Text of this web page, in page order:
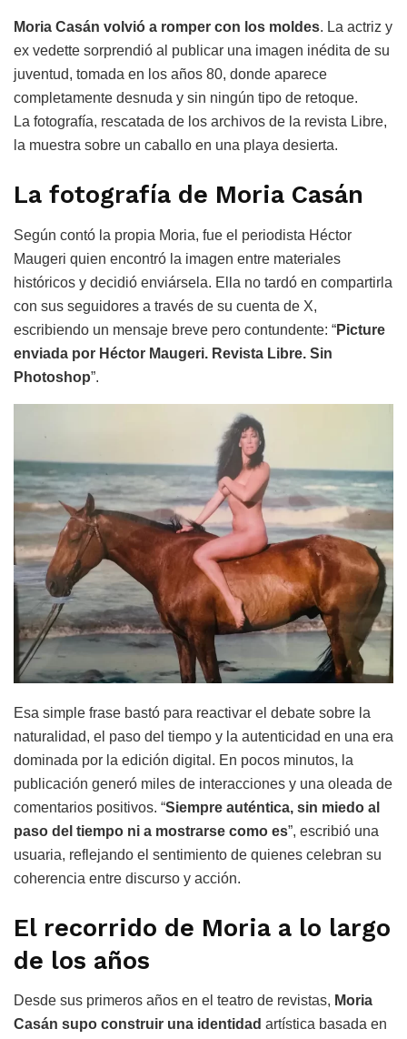
Moria Casán volvió a romper con los moldes. La actriz y
ex vedette sorprendió al publicar una imagen inédita de su
juventud, tomada en los años 80, donde aparece
completamente desnuda y sin ningún tipo de retoque.
La fotografía, rescatada de los archivos de la revista Libre,
la muestra sobre un caballo en una playa desierta.
La fotografía de Moria Casán
Según contó la propia Moria, fue el periodista Héctor
Maugeri quien encontró la imagen entre materiales
históricos y decidió enviársela. Ella no tardó en compartirla
con sus seguidores a través de su cuenta de X,
escribiendo un mensaje breve pero contundente: “Picture
enviada por Héctor Maugeri. Revista Libre. Sin
Photoshop”.
Esa simple frase bastó para reactivar el debate sobre la
naturalidad, el paso del tiempo y la autenticidad en una era
dominada por la edición digital. En pocos minutos, la
publicación generó miles de interacciones y una oleada de
comentarios positivos. “Siempre auténtica, sin miedo al
paso del tiempo ni a mostrarse como es”, escribió una
usuaria, reflejando el sentimiento de quienes celebran su
coherencia entre discurso y acción.
El recorrido de Moria a lo largo
de los años
Desde sus primeros años en el teatro de revistas, Moria
Casán supo construir una identidad artística basada en